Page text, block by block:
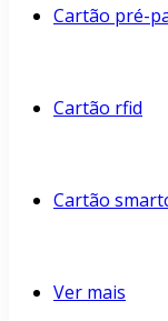
Cartão pré-
Cartão rfid
Cartão
Ver mais